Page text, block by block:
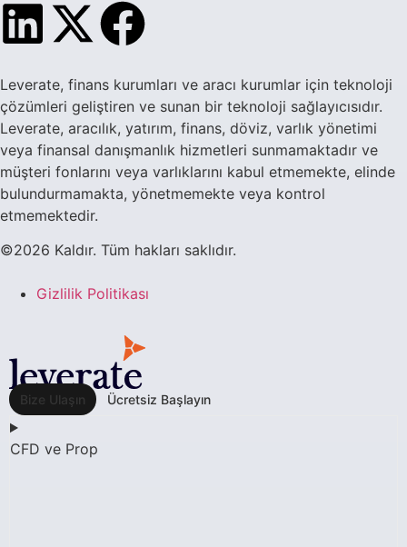
Leverate, finans kurumları ve aracı kurumlar için teknoloji
çözümleri geliştiren ve sunan bir teknoloji sağlayıcısıdır.
Leverate, aracılık, yatırım, finans, döviz, varlık yönetimi
veya finansal danışmanlık hizmetleri sunmamaktadır ve
müşteri fonlarını veya varlıklarını kabul etmemekte, elinde
bulundurmamakta, yönetmemekte veya kontrol
etmemektedir.
©2026 Kaldır. Tüm hakları saklıdır.
Gizlilik Politikası
Bize Ulaşın Ücretsiz Başlayın
CFD ve Prop